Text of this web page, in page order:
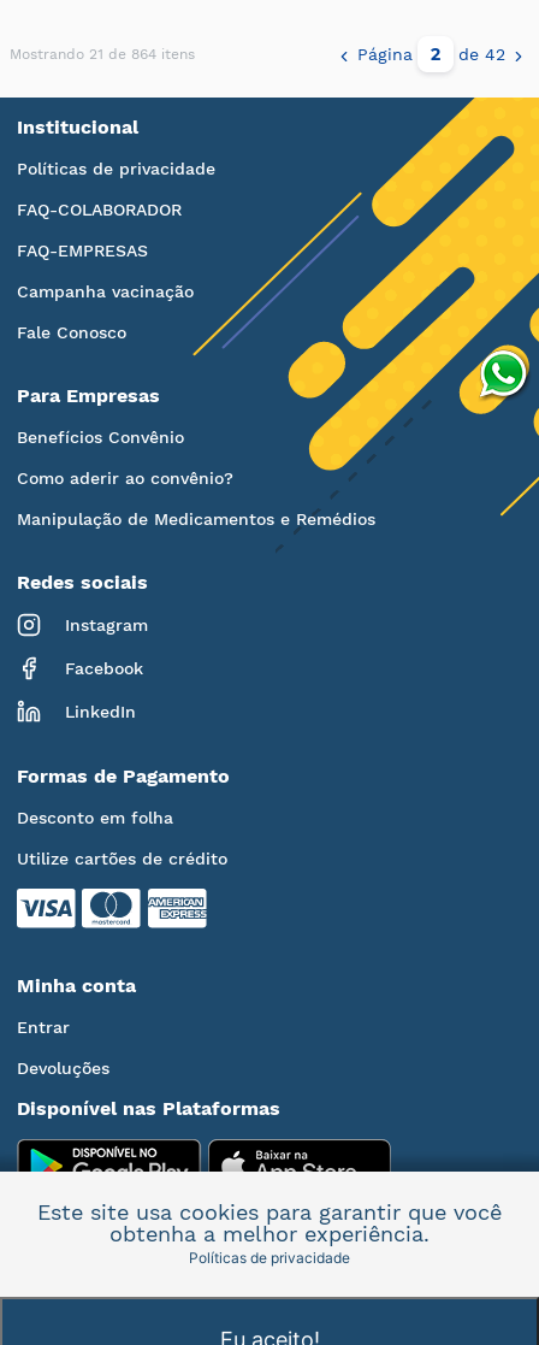
Mostrando 21 de 864 itens Página de 42
Institucional
Políticas de privacidade
FAQ-COLABORADOR
FAQ-EMPRESAS
Campanha vacinação
Fale Conosco
Para Empresas
Benefícios Convênio
Como aderir ao convênio?
Manipulação de Medicamentos e Remédios
Redes sociais
Instagram
Facebook
LinkedIn
Formas de Pagamento
Desconto em folha
Utilize cartões de crédito
Minha conta
Entrar
Devoluções
Disponível nas Plataformas
Mais informações
Este site usa cookies para garantir que você
obtenha a melhor experiência.
Políticas de privacidade
Eu aceito!